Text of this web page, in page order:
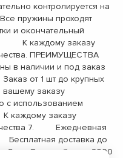
контролируется на
пружины проходят
и окончательный
4. К каждому заказу
ПРЕИМУЩЕСТВА
наличии и под заказ
от 1 шт до крупных
заказу
использованием
заказу
7. Ежедневная
доставка до
9. Опыт работы с 2000